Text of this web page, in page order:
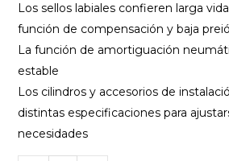
Los sellos labiales confieren larga
función de compensación y baja
La función de amortiguación
estable
Los cilindros y accesorios de
distintas especificaciones para
necesidades